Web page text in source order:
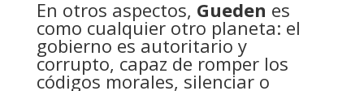
En otros aspectos, Gueden es
como cualquier otro planeta: el
gobierno es autoritario y
corrupto, capaz de romper los
códigos morales, silenciar o